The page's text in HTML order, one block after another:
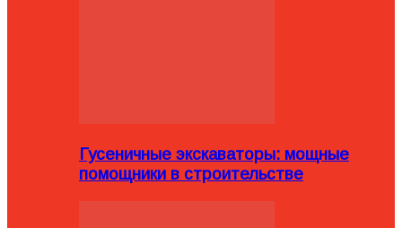
Гусеничные экскаваторы: мощные
помощники в строительстве